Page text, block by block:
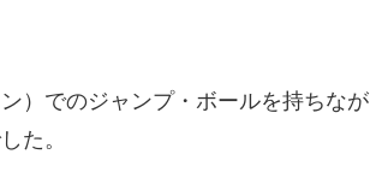
）でのジャンプ・ボールを持ちなが
た。